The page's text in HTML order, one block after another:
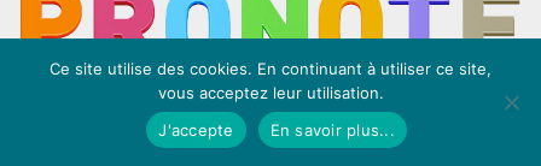
Ce site utilise des cookies. En continuant à utiliser ce site,
vous acceptez leur utilisation.
J'accepte
En savoir plus...